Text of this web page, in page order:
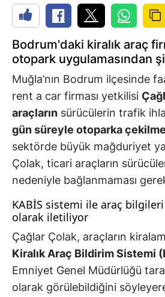
Bodrum'daki kiralık araç
otopark uygulamasından
Muğla’nın Bodrum ilçesinde
rent a car firması yetkilisi
araçların sürücülerin trafik
gün süreyle otoparka
sektörde büyük mağduriyet
Çolak, ticari araçların
nedeniyle bağlanmaması
KABİS sistemi ile araç
olarak iletiliyor
Çağlar Çolak, araçların
Kiralık Araç Bildirim Sistemi
Emniyet Genel Müdürlüğü
olarak görülebildiğini